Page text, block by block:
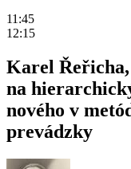
11:45
12:15
Karel
na
nového v
prevádzky